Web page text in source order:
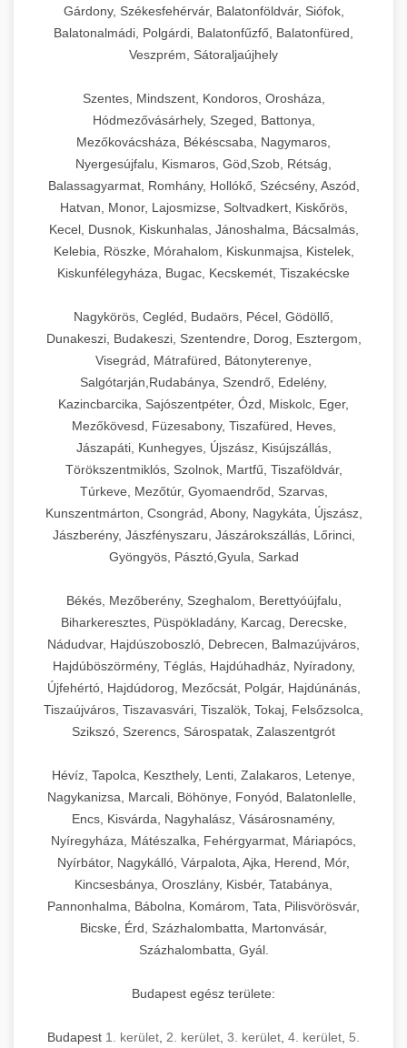
Gárdony, Székesfehérvár, Balatonföldvár, Siófok,
Balatonalmádi, Polgárdi, Balatonfűzfő, Balatonfüred,
Veszprém, Sátoraljaújhely
Szentes, Mindszent, Kondoros, Orosháza,
Hódmezővásárhely, Szeged, Battonya,
Mezőkovácsháza, Békéscsaba, Nagymaros,
Nyergesújfalu, Kismaros, Göd,Szob, Rétság,
Balassagyarmat, Romhány, Hollókő, Szécsény, Aszód,
Hatvan, Monor, Lajosmizse, Soltvadkert, Kiskőrös,
Kecel, Dusnok, Kiskunhalas, Jánoshalma, Bácsalmás,
Kelebia, Röszke, Mórahalom, Kiskunmajsa, Kistelek,
Kiskunfélegyháza, Bugac, Kecskemét, Tiszakécske
Nagykörös, Cegléd, Budaörs, Pécel, Gödöllő,
Dunakeszi, Budakeszi, Szentendre, Dorog, Esztergom,
Visegrád, Mátrafüred, Bátonyterenye,
Salgótarján,Rudabánya, Szendrő, Edelény,
Kazincbarcika, Sajószentpéter, Ózd, Miskolc, Eger,
Mezőkövesd, Füzesabony, Tiszafüred, Heves,
Jászapáti, Kunhegyes, Újszász, Kisújszállás,
Törökszentmiklós, Szolnok, Martfű, Tiszaföldvár,
Túrkeve, Mezőtúr, Gyomaendrőd, Szarvas,
Kunszentmárton, Csongrád, Abony, Nagykáta, Újszász,
Jászberény, Jászfényszaru, Jászárokszállás, Lőrinci,
Gyöngyös, Pásztó,Gyula, Sarkad
Békés, Mezőberény, Szeghalom, Berettyóújfalu,
Biharkeresztes, Püspökladány, Karcag, Derecske,
Nádudvar, Hajdúszoboszló, Debrecen, Balmazújváros,
Hajdúböszörmény, Téglás, Hajdúhadház, Nyíradony,
Újfehértó, Hajdúdorog, Mezőcsát, Polgár, Hajdúnánás,
Tiszaújváros, Tiszavasvári, Tiszalök, Tokaj, Felsőzsolca,
Szikszó, Szerencs, Sárospatak, Zalaszentgrót
Hévíz, Tapolca, Keszthely, Lenti, Zalakaros, Letenye,
Nagykanizsa, Marcali, Böhönye, Fonyód, Balatonlelle,
Encs, Kisvárda, Nagyhalász, Vásárosnamény,
Nyíregyháza, Mátészalka, Fehérgyarmat, Máriapócs,
Nyírbátor, Nagykálló, Várpalota, Ajka, Herend, Mór,
Kincsesbánya, Oroszlány, Kisbér, Tatabánya,
Pannonhalma, Bábolna, Komárom, Tata, Pilisvörösvár,
Bicske, Érd, Százhalombatta, Martonvásár,
Százhalombatta, Gyál.
Budapest egész területe:
Budapest 1. kerület, 2. kerület, 3. kerület, 4. kerület, 5.